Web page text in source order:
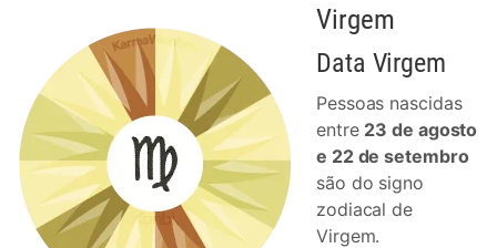
Virgem
Data Virgem
Pessoas nascidas
entre 23 de agosto
e 22 de setembro
são do signo
zodiacal de
Virgem.